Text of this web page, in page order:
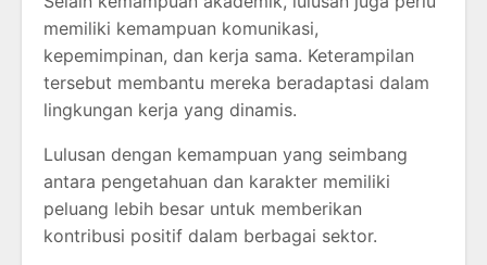
memiliki kemampuan komunikasi,
kepemimpinan, dan kerja sama. Keterampilan
tersebut membantu mereka beradaptasi dalam
lingkungan kerja yang dinamis.
Lulusan dengan kemampuan yang seimbang
antara pengetahuan dan karakter memiliki
peluang lebih besar untuk memberikan
kontribusi positif dalam berbagai sektor.